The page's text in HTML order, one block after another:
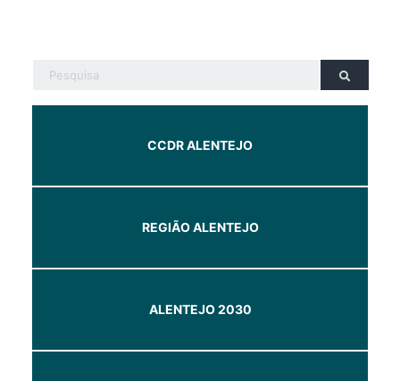
CCDR ALENTEJO
REGIÃO ALENTEJO
ALENTEJO 2030